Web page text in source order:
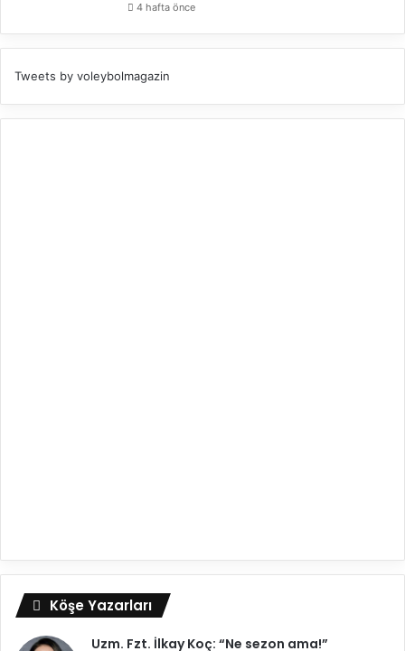
4 hafta önce
Tweets by voleybolmagazin
Köşe Yazarları
Uzm. Fzt. İlkay Koç: “Ne sezon ama!”